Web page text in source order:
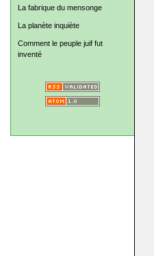
La fabrique du mensonge
La planète inquiète
Comment le peuple juif fut
inventé